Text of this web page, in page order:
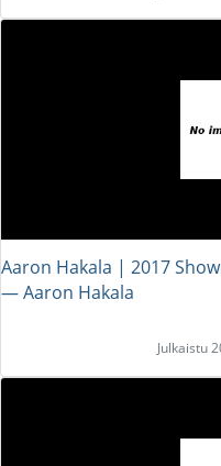
Aaron Hakala | 2017
― Aaron Hakala
Julkaistu